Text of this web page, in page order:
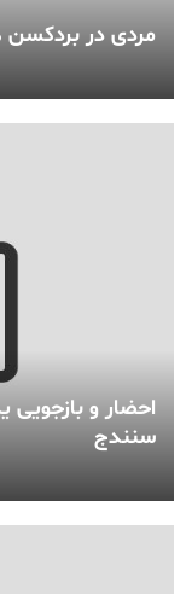
مردی در
احضار و بازجویی
سنندج